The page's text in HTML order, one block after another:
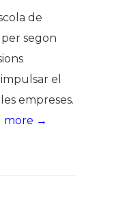
de
per segon
el
empreses.
more →